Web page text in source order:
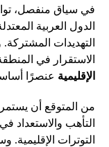
في سياق منفصل،
الدول العربية
التهديدات
الاستقرار في
الإقليمية عنصرًا
من المتوقع أن
التأهب والاستعداد
التوترات